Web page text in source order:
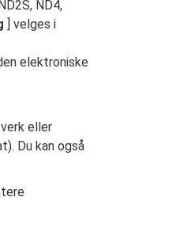
ND4,
] velges i
elektroniske
eller
Du kan også